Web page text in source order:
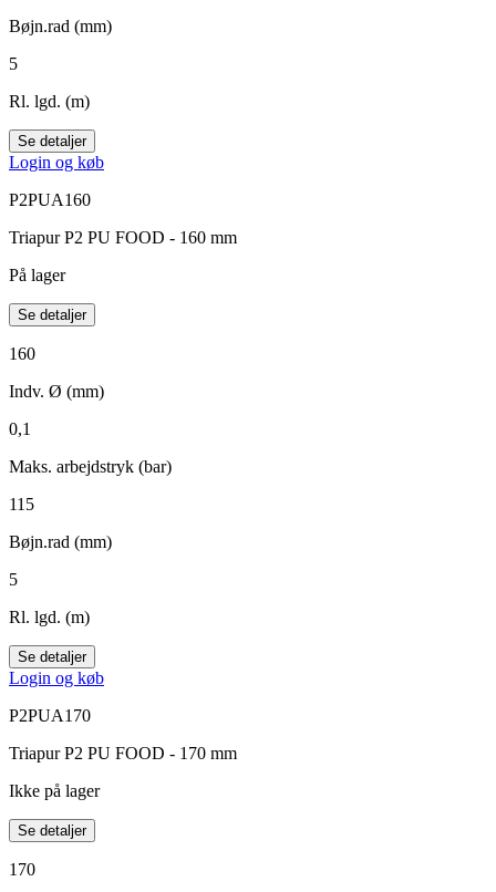
Bøjn.rad (mm)
5
Rl. lgd. (m)
Se detaljer
Login og køb
P2PUA160
Triapur P2 PU FOOD - 160 mm
På lager
Se detaljer
160
Indv. Ø (mm)
0,1
Maks. arbejdstryk (bar)
115
Bøjn.rad (mm)
5
Rl. lgd. (m)
Se detaljer
Login og køb
P2PUA170
Triapur P2 PU FOOD - 170 mm
Ikke på lager
Se detaljer
170